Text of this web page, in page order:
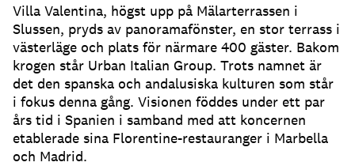
Villa Valentina, högst upp på Mälarterrassen i
Slussen, pryds av panoramafönster, en stor terrass i
västerläge och plats för närmare 400 gäster. Bakom
krogen står Urban Italian Group. Trots namnet är
det den spanska och andalusiska kulturen som står
i fokus denna gång. Visionen föddes under ett par
års tid i Spanien i samband med att koncernen
etablerade sina Florentine-restauranger i Marbella
och Madrid.